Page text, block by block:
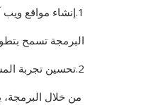
1.إنشاء مواقع ويب آمنة:
البرمجة تسمح
2.تحسين تجربة المستخدم:
من خلال